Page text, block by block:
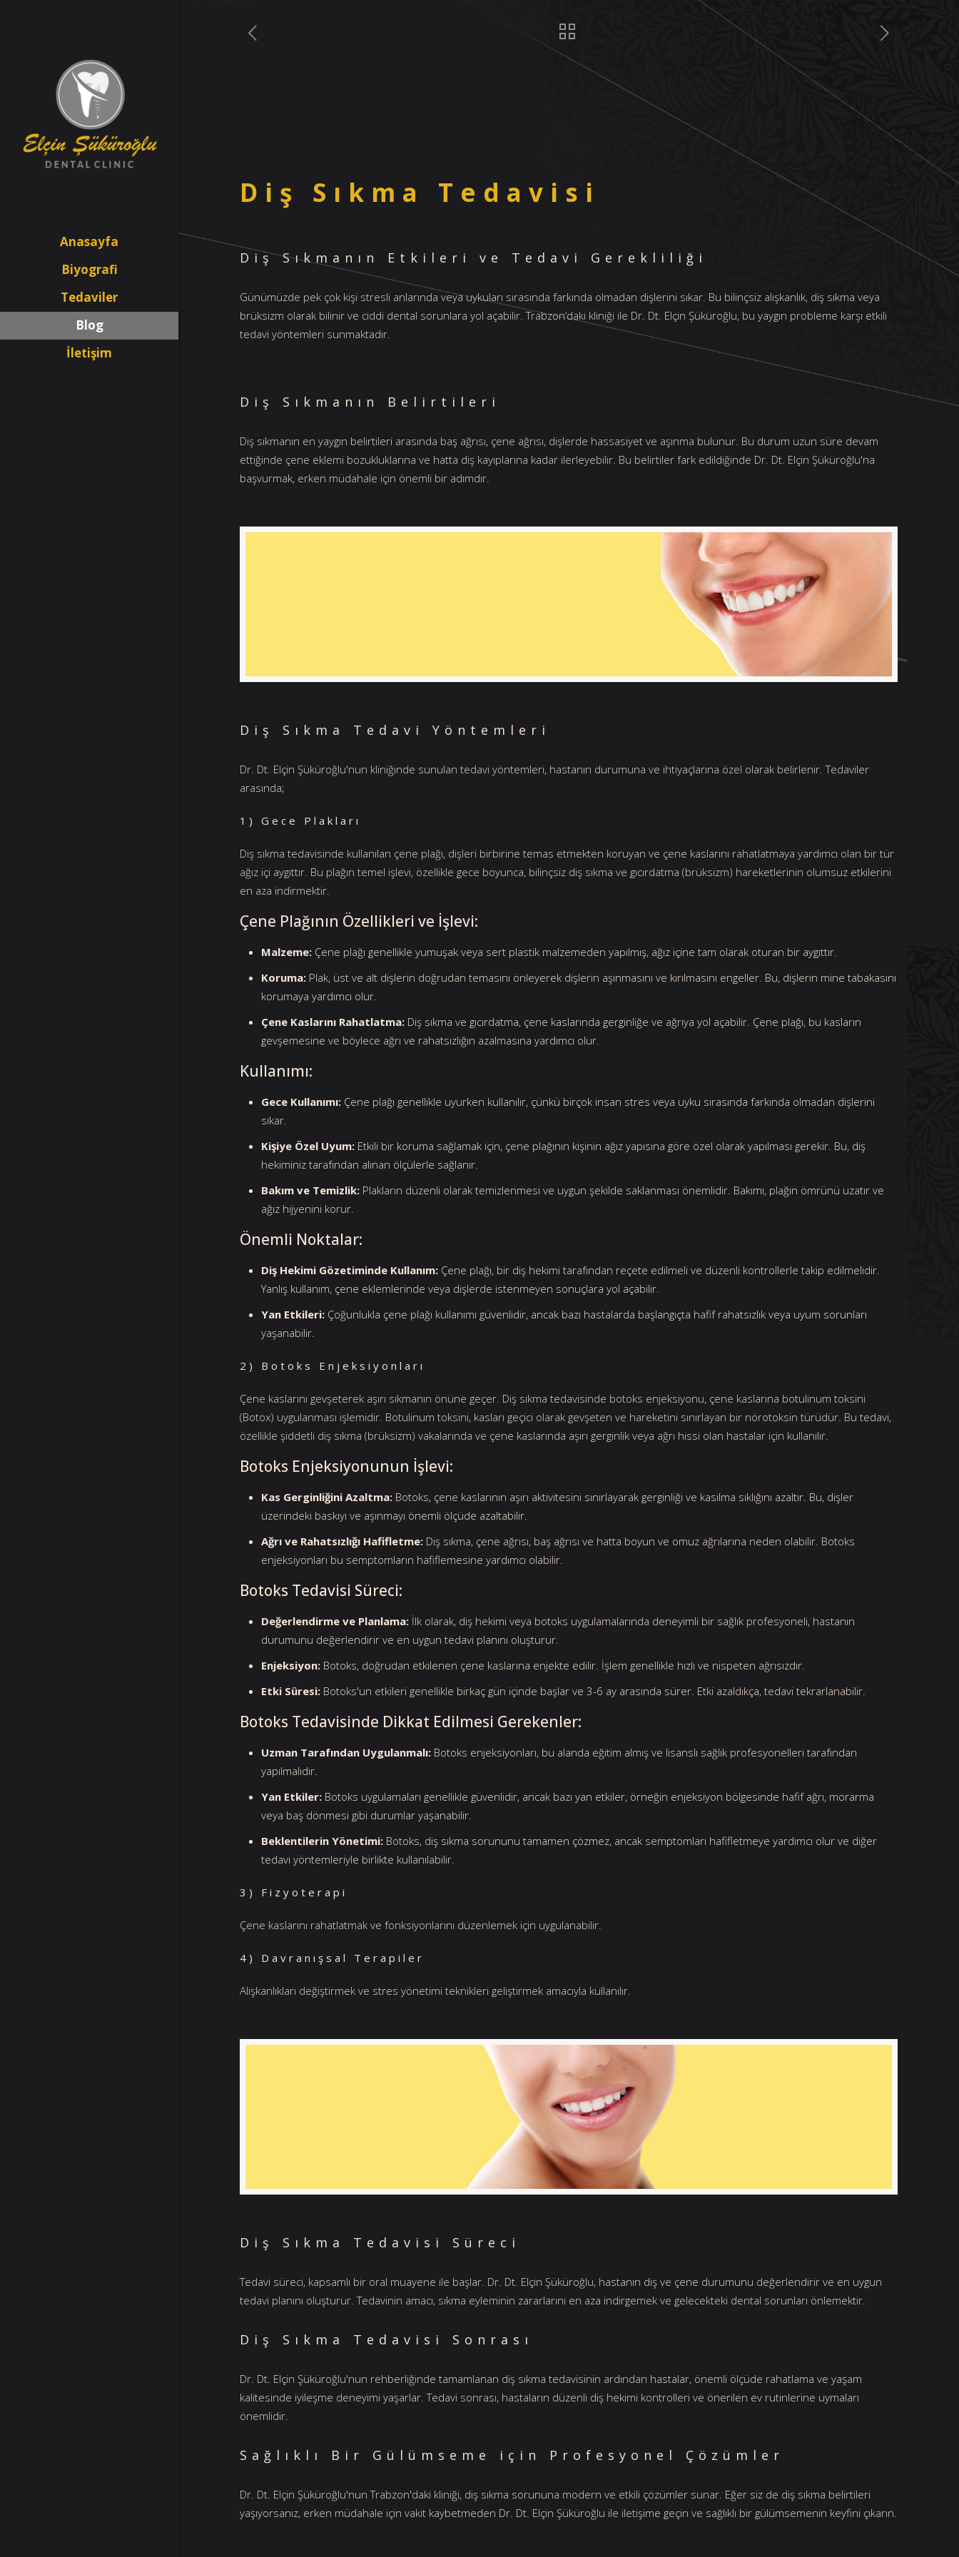
Anasayfa
Biyografi
Tedaviler
Blog
İletişim
Diş Sıkma Tedavisi
Diş Sıkmanın Etkileri ve Tedavi Gerekliliği
Günümüzde pek çok kişi stresli anlarında veya uykuları sırasında farkında olmadan dişlerini sıkar. Bu bilinçsiz alışkanlık, diş sıkma veya
brüksizm olarak bilinir ve ciddi dental sorunlara yol açabilir. Trabzon’daki kliniği ile Dr. Dt. Elçin Şüküroğlu, bu yaygın probleme karşı etkili
tedavi yöntemleri sunmaktadır.
Diş Sıkmanın Belirtileri
Diş sıkmanın en yaygın belirtileri arasında baş ağrısı, çene ağrısı, dişlerde hassasiyet ve aşınma bulunur. Bu durum uzun süre devam
ettiğinde çene eklemi bozukluklarına ve hatta diş kayıplarına kadar ilerleyebilir. Bu belirtiler fark edildiğinde Dr. Dt. Elçin Şüküroğlu'na
başvurmak, erken müdahale için önemli bir adımdır.
Diş Sıkma Tedavi Yöntemleri
Dr. Dt. Elçin Şüküroğlu'nun kliniğinde sunulan tedavi yöntemleri, hastanın durumuna ve ihtiyaçlarına özel olarak belirlenir. Tedaviler
arasında;
1) Gece Plakları
Diş sıkma tedavisinde kullanılan çene plağı, dişleri birbirine temas etmekten koruyan ve çene kaslarını rahatlatmaya yardımcı olan bir tür
ağız içi aygıttır. Bu plağın temel işlevi, özellikle gece boyunca, bilinçsiz diş sıkma ve gıcırdatma (brüksizm) hareketlerinin olumsuz etkilerini
en aza indirmektir.
Çene Plağının Özellikleri ve İşlevi:
Malzeme: Çene plağı genellikle yumuşak veya sert plastik malzemeden yapılmış, ağız içine tam olarak oturan bir aygıttır.
Koruma: Plak, üst ve alt dişlerin doğrudan temasını önleyerek dişlerin aşınmasını ve kırılmasını engeller. Bu, dişlerin mine tabakasını
korumaya yardımcı olur.
Çene Kaslarını Rahatlatma: Diş sıkma ve gıcırdatma, çene kaslarında gerginliğe ve ağrıya yol açabilir. Çene plağı, bu kasların
gevşemesine ve böylece ağrı ve rahatsızlığın azalmasına yardımcı olur.
Kullanımı:
Gece Kullanımı: Çene plağı genellikle uyurken kullanılır, çünkü birçok insan stres veya uyku sırasında farkında olmadan dişlerini
sıkar.
Kişiye Özel Uyum: Etkili bir koruma sağlamak için, çene plağının kişinin ağız yapısına göre özel olarak yapılması gerekir. Bu, diş
hekiminiz tarafından alınan ölçülerle sağlanır.
Bakım ve Temizlik: Plakların düzenli olarak temizlenmesi ve uygun şekilde saklanması önemlidir. Bakımı, plağın ömrünü uzatır ve
ağız hijyenini korur.
Önemli Noktalar:
Diş Hekimi Gözetiminde Kullanım: Çene plağı, bir diş hekimi tarafından reçete edilmeli ve düzenli kontrollerle takip edilmelidir.
Yanlış kullanım, çene eklemlerinde veya dişlerde istenmeyen sonuçlara yol açabilir.
Yan Etkileri: Çoğunlukla çene plağı kullanımı güvenlidir, ancak bazı hastalarda başlangıçta hafif rahatsızlık veya uyum sorunları
yaşanabilir.
2) Botoks Enjeksiyonları
Çene kaslarını gevşeterek aşırı sıkmanın önüne geçer. Diş sıkma tedavisinde botoks enjeksiyonu, çene kaslarına botulinum toksini
(Botox) uygulanması işlemidir. Botulinum toksini, kasları geçici olarak gevşeten ve hareketini sınırlayan bir nörotoksin türüdür. Bu tedavi,
özellikle şiddetli diş sıkma (brüksizm) vakalarında ve çene kaslarında aşırı gerginlik veya ağrı hissi olan hastalar için kullanılır.
Botoks Enjeksiyonunun İşlevi:
Kas Gerginliğini Azaltma: Botoks, çene kaslarının aşırı aktivitesini sınırlayarak gerginliği ve kasılma sıklığını azaltır. Bu, dişler
üzerindeki baskıyı ve aşınmayı önemli ölçüde azaltabilir.
Ağrı ve Rahatsızlığı Hafifletme: Diş sıkma, çene ağrısı, baş ağrısı ve hatta boyun ve omuz ağrılarına neden olabilir. Botoks
enjeksiyonları bu semptomların hafiflemesine yardımcı olabilir.
Botoks Tedavisi Süreci:
Değerlendirme ve Planlama: İlk olarak, diş hekimi veya botoks uygulamalarında deneyimli bir sağlık profesyoneli, hastanın
durumunu değerlendirir ve en uygun tedavi planını oluşturur.
Enjeksiyon: Botoks, doğrudan etkilenen çene kaslarına enjekte edilir. İşlem genellikle hızlı ve nispeten ağrısızdır.
Etki Süresi: Botoks'un etkileri genellikle birkaç gün içinde başlar ve 3-6 ay arasında sürer. Etki azaldıkça, tedavi tekrarlanabilir.
Botoks Tedavisinde Dikkat Edilmesi Gerekenler:
Uzman Tarafından Uygulanmalı: Botoks enjeksiyonları, bu alanda eğitim almış ve lisanslı sağlık profesyonelleri tarafından
yapılmalıdır.
Yan Etkiler: Botoks uygulamaları genellikle güvenlidir, ancak bazı yan etkiler, örneğin enjeksiyon bölgesinde hafif ağrı, morarma
veya baş dönmesi gibi durumlar yaşanabilir.
Beklentilerin Yönetimi: Botoks, diş sıkma sorununu tamamen çözmez, ancak semptomları hafifletmeye yardımcı olur ve diğer
tedavi yöntemleriyle birlikte kullanılabilir.
3) Fizyoterapi
Çene kaslarını rahatlatmak ve fonksiyonlarını düzenlemek için uygulanabilir.
4) Davranışsal Terapiler
Alışkanlıkları değiştirmek ve stres yönetimi teknikleri geliştirmek amacıyla kullanılır.
Diş Sıkma Tedavisi Süreci
Tedavi süreci, kapsamlı bir oral muayene ile başlar. Dr. Dt. Elçin Şüküroğlu, hastanın diş ve çene durumunu değerlendirir ve en uygun
tedavi planını oluşturur. Tedavinin amacı, sıkma eyleminin zararlarını en aza indirgemek ve gelecekteki dental sorunları önlemektir.
Diş Sıkma Tedavisi Sonrası
Dr. Dt. Elçin Şüküroğlu'nun rehberliğinde tamamlanan diş sıkma tedavisinin ardından hastalar, önemli ölçüde rahatlama ve yaşam
kalitesinde iyileşme deneyimi yaşarlar. Tedavi sonrası, hastaların düzenli diş hekimi kontrolleri ve önerilen ev rutinlerine uymaları
önemlidir.
Sağlıklı Bir Gülümseme için Profesyonel Çözümler
Dr. Dt. Elçin Şüküroğlu'nun Trabzon'daki kliniği, diş sıkma sorununa modern ve etkili çözümler sunar. Eğer siz de diş sıkma belirtileri
yaşıyorsanız, erken müdahale için vakit kaybetmeden Dr. Dt. Elçin Şüküroğlu ile iletişime geçin ve sağlıklı bir gülümsemenin keyfini çıkarın.